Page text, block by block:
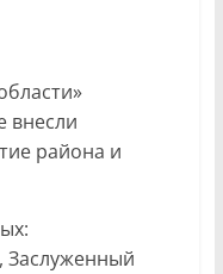
внесли
района и
Заслуженный